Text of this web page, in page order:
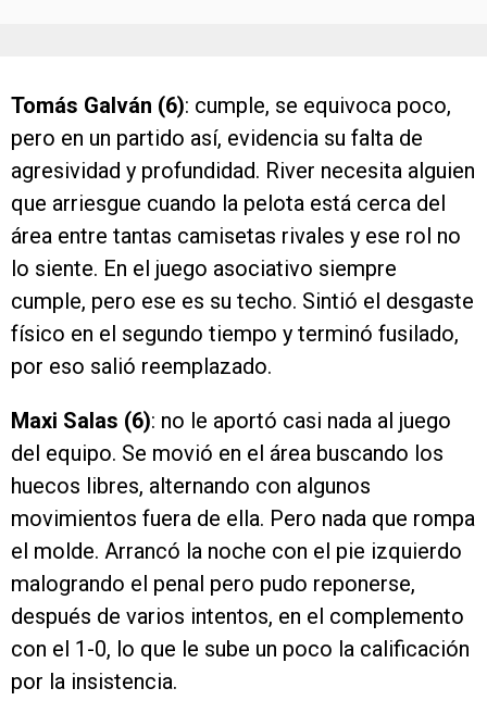
Tomás Galván (6): cumple, se equivoca poco,
pero en un partido así, evidencia su falta de
agresividad y profundidad. River necesita alguien
que arriesgue cuando la pelota está cerca del
área entre tantas camisetas rivales y ese rol no
lo siente. En el juego asociativo siempre
cumple, pero ese es su techo. Sintió el desgaste
físico en el segundo tiempo y terminó fusilado,
por eso salió reemplazado.
Maxi Salas (6): no le aportó casi nada al juego
del equipo. Se movió en el área buscando los
huecos libres, alternando con algunos
movimientos fuera de ella. Pero nada que rompa
el molde. Arrancó la noche con el pie izquierdo
malogrando el penal pero pudo reponerse,
después de varios intentos, en el complemento
con el 1-0, lo que le sube un poco la calificación
por la insistencia.